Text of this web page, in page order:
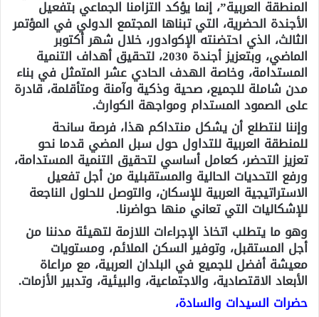
المنطقة العربية”، إنما يؤكد التزامنا الجماعي بتفعيل
الأجندة الحضرية، التي تبناها المجتمع الدولي في المؤتمر
الثالث، الذي احتضنته الإكوادور، خلال شهر أكتوبر
الماضي، وبتعزيز أجندة 2030، لتحقيق أهداف التنمية
المستدامة، وخاصة الهدف الحادي عشر المتمثل في بناء
مدن شاملة للجميع، صحية وذكية وآمنة ومتأقلمة، قادرة
على الصمود المستدام ومواجهة الكوارث.
وإننا لنتطلع أن يشكل منتداكم هذا، فرصة سانحة
للمنطقة العربية للتداول حول سبل المضي قدما نحو
تعزيز التحضر، كعامل أساسي لتحقيق التنمية المستدامة،
ورفع التحديات الحالية والمستقبلية من أجل تفعيل
الاستراتيجية العربية للإسكان، والتوصل للحلول الناجعة
للإشكاليات التي تعاني منها حواضرنا.
وهو ما يتطلب اتخاذ الإجراءات اللازمة لتهيئة مدننا من
أجل المستقبل، وتوفير السكن الملائم، ومستويات
معيشة أفضل للجميع في البلدان العربية، مع مراعاة
الأبعاد الاقتصادية، والاجتماعية، والبيئية، وتدبير الأزمات.
حضرات السيدات والسادة،